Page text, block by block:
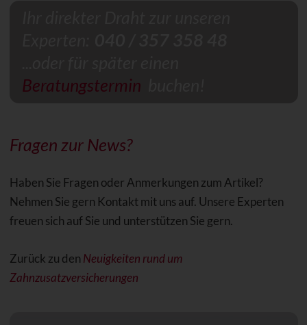
Beratungstermin
Fragen zur News?
Haben Sie Fragen oder Anmerkungen zum Artikel?
Nehmen Sie gern Kontakt mit uns auf. Unsere Experten
freuen sich auf Sie und unterstützen Sie gern.
Zurück zu den Neuigkeiten rund um
Zahnzusatzversicherungen